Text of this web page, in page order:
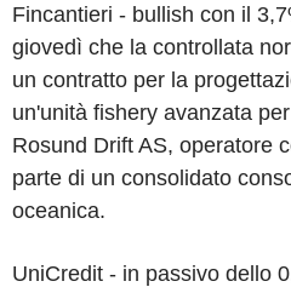
Fincantieri - bullish con il
giovedì che la controllata
un contratto per la
un'unità fishery avanzata
Rosund Drift AS, operatore
parte di un consolidato
oceanica.
UniCredit - in passivo dello